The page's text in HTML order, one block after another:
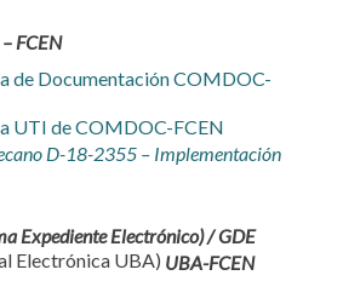
FCEN
de Documentación COMDOC-
UTI de COMDOC-FCEN
D-18-2355 – Implementación
Expediente Electrónico) / GDE
Electrónica UBA) UBA-FCEN